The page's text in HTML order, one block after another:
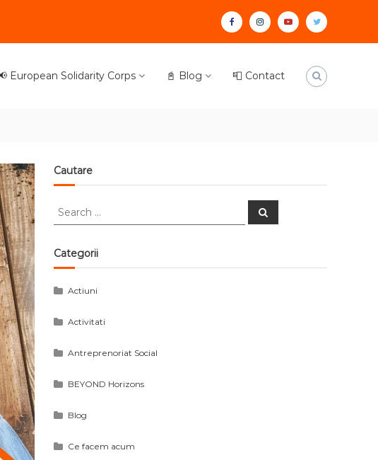
facebookinstagramyoutubetwitter
European Solidarity Corps 📓 Blog 📮 Contact
Cautare
Search
Search
Categorii
Actiuni
Activitati
Antreprenoriat Social
BEYOND Horizons
Blog
Ce facem acum